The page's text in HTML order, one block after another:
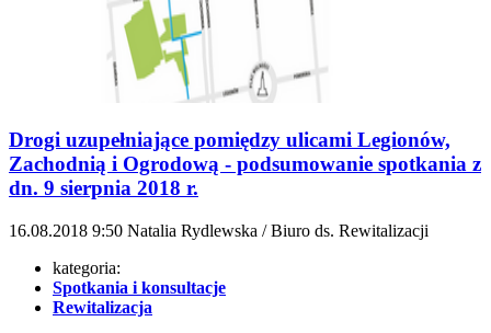
Drogi uzupełniające pomiędzy ulicami Legionów,
Zachodnią i Ogrodową - podsumowanie spotkania z
dn. 9 sierpnia 2018 r.
16.08.2018 9:50 Natalia Rydlewska / Biuro ds. Rewitalizacji
kategoria:
Spotkania i konsultacje
Rewitalizacja